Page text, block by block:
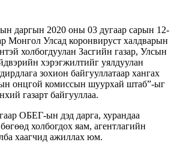
даргын 2020 оны 03 дугаар сарын 12-
Монгол Улсад коронвируст халдварын
холбогдуулан Засгийн газар, Улсын
хэрэгжилтийг уялдуулан
зохион байгууллатаар хангах
онцгой комиссын шуурхай штаб”-ыг
газарт байгууллаа.
ОБЕГ-ын дэд дарга, хурандаа
холбогдох яам, агентлагийн
хаагчид ажиллах юм.